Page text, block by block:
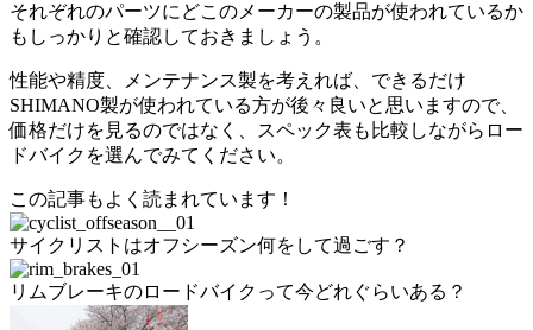
それぞれのパーツにどこのメーカーの製品が使われているか
もしっかりと確認しておきましょう。
性能や精度、メンテナンス製を考えれば、できるだけ
SHIMANO製が使われている方が後々良いと思いますので、
価格だけを見るのではなく、スペック表も比較しながらロー
ドバイクを選んでみてください。
この記事もよく読まれています！
サイクリストはオフシーズン何をして過ごす？
リムブレーキのロードバイクって今どれぐらいある？